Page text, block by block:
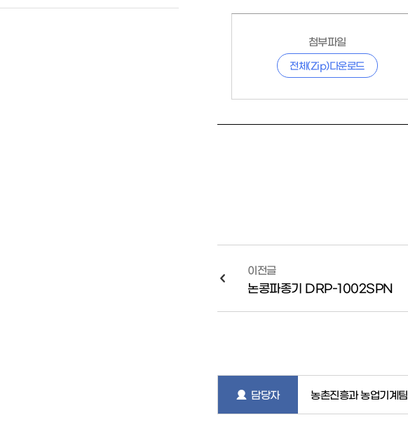
첨부파일
전체(Zip)다운로드
이전글
논콩파종기 DRP-1002SPN
담당자 농촌진흥과 농업기계팀